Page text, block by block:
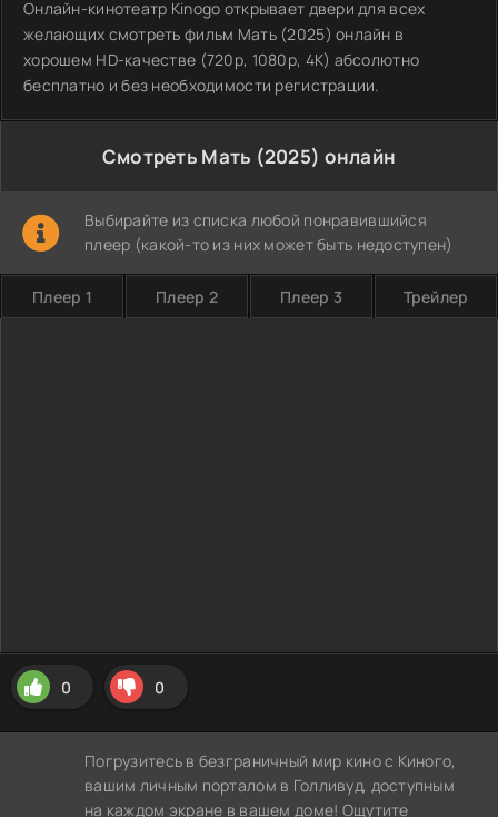
Онлайн-кинотеатр Kinogo открывает двери для всех
желающих смотреть фильм Мать (2025) онлайн в
хорошем HD-качестве (720p, 1080p, 4K) абсолютно
бесплатно и без необходимости регистрации.
Смотреть Мать (2025) онлайн
Выбирайте из списка любой понравившийся
плеер (какой-то из них может быть недоступен)
Плеер 1 Плеер 2 Плеер 3 Трейлер
0 0
Погрузитесь в безграничный мир кино с Киного,
вашим личным порталом в Голливуд, доступным
на каждом экране в вашем доме! Ощутите